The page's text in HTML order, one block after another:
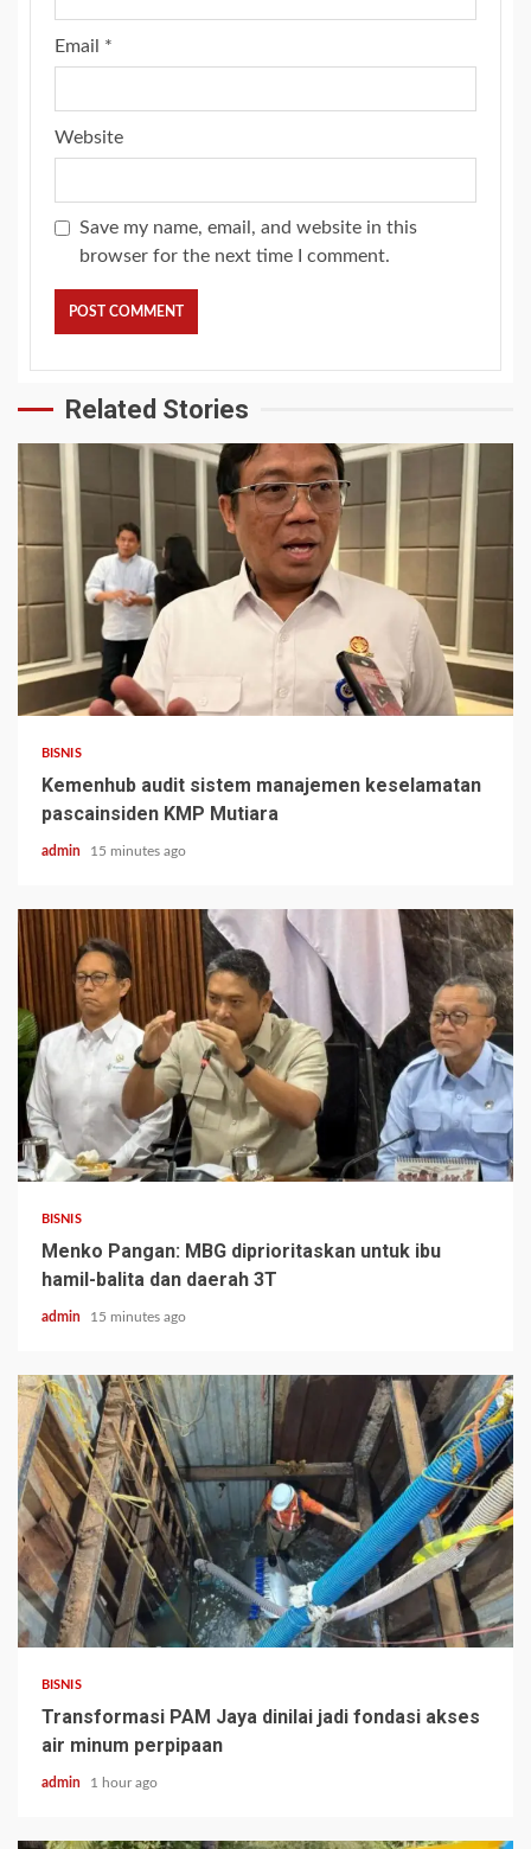
Email *
Website
Save my name, email, and website in this
browser for the next time I comment.
Related Stories
BISNIS
Kemenhub audit sistem manajemen keselamatan
pascainsiden KMP Mutiara
admin 15 minutes ago
BISNIS
Menko Pangan: MBG diprioritaskan untuk ibu
hamil-balita dan daerah 3T
admin 15 minutes ago
BISNIS
Transformasi PAM Jaya dinilai jadi fondasi akses
air minum perpipaan
admin 1 hour ago